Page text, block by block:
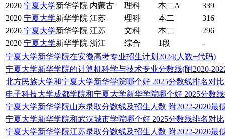
2020 宁夏大学新华学院 内蒙古 理科 本二A
339
2020 宁夏大学新华学院 江苏 理科 本二
316
2020 宁夏大学新华学院 江苏 文科 本二
296
2020 宁夏大学新华学院 浙江 综合 1段
-
宁夏大学新华学院在安徽高考专业招生计划2024(人数+代码)
宁夏大学新华学院的计算机科学与技术专业分数线(附2020-
北方民族大学和宁夏大学新华学院哪个好 2025分数线排名对比
电子科技大学成都学院和宁夏大学新华学院哪个好 2025分数
宁夏大学新华学院山东录取分数线及招生人数 附2022-2020最
宁夏大学新华学院和武汉城市学院哪个好 2025分数线排名对比
宁夏大学新华学院江苏录取分数线及招生人数 附2022-2020最